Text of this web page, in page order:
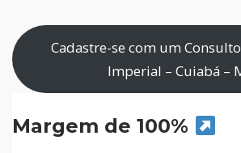
Cadastre-se com um
Imperial – Cuiabá –
Margem de 100%